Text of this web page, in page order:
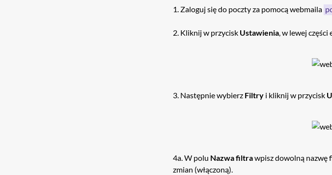
1. Zaloguj się do poczty za pomocą webmaila
2. Kliknij w przycisk Ustawienia, w lewej części
3. Następnie wybierz Filtry i kliknij w przycisk
4a. W polu Nazwa filtrawpisz dowolną nazwę
zmian (włączoną).